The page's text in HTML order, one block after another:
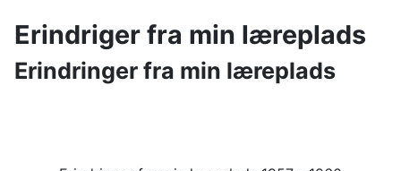
Erindriger fra min læreplads
Erindringer fra min læreplads